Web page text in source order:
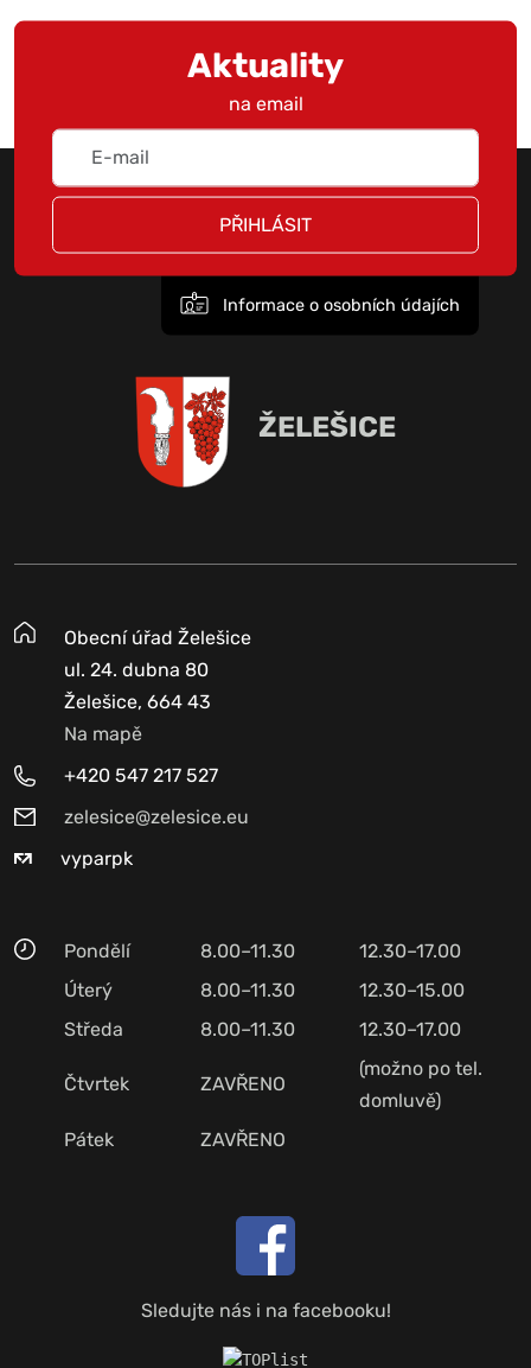
Aktuality
na email
PŘIHLÁSIT
Informace o osobních údajích
ŽELEŠICE
Obecní úřad Želešice
ul. 24. dubna 80
Želešice, 664 43
Na mapě
+420 547 217 527
zelesice@zelesice.eu
vyparpk
Pondělí 8.00–11.30
12.30–17.00
Úterý
8.00–11.30
12.30–15.00
Středa
8.00–11.30 12.30–17.00
Čtvrtek ZAVŘENO
(možno po tel.
domluvě)
Pátek
ZAVŘENO
Sledujte nás i na facebooku!